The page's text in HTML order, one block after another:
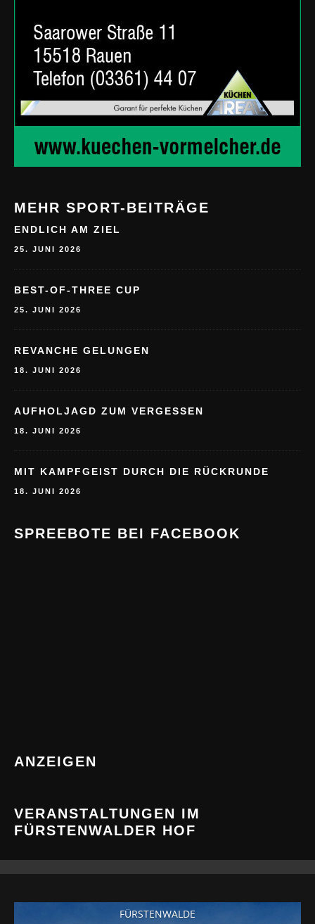
MEHR SPORT-BEITRÄGE
ENDLICH AM ZIEL
25. JUNI 2026
BEST-OF-THREE CUP
25. JUNI 2026
REVANCHE GELUNGEN
18. JUNI 2026
AUFHOLJAGD ZUM VERGESSEN
18. JUNI 2026
MIT KAMPFGEIST DURCH DIE RÜCKRUNDE
18. JUNI 2026
SPREEBOTE BEI FACEBOOK
ANZEIGEN
VERANSTALTUNGEN IM
FÜRSTENWALDER HOF
FÜRSTENWALDE